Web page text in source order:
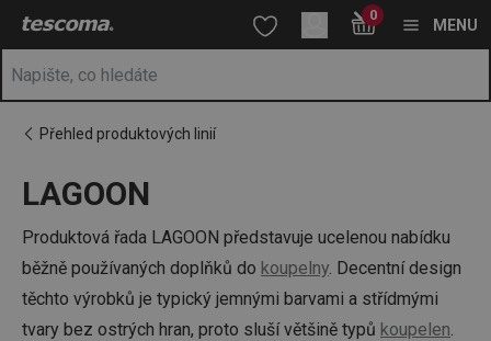
Přejít na hlavní obsah
Přejít na vyhledávání
Přejít na navigaci 0
MENU
Přehled produktových linií
LAGOON
Produktová řada LAGOON představuje ucelenou nabídku
běžně používaných doplňků do koupelny. Decentní design
těchto výrobků je typický jemnými barvami a střídmými
tvary bez ostrých hran, proto sluší většině typů koupelen.